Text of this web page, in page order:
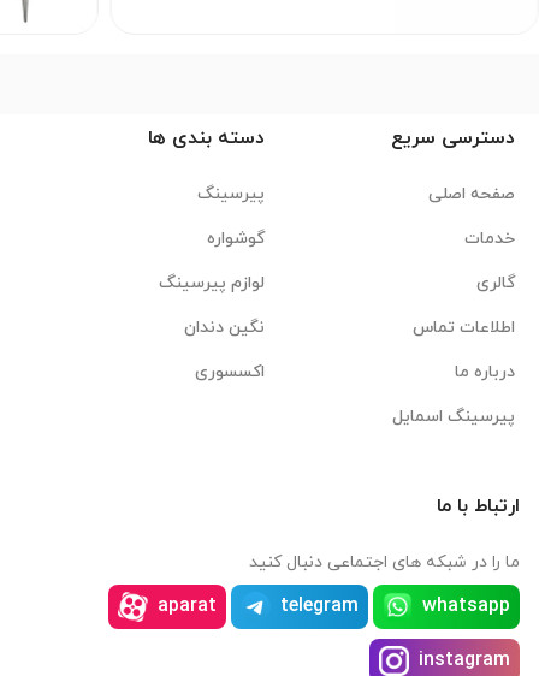
دسترسی سریع
صفحه اصلی
خدمات
گالری
اطلاعات تماس
درباره ما
پیرسینگ اسمایل
دسته بندی ها
پیرسینگ
گوشواره
لوازم پیرسینگ
نگین دندان
اکسسوری
ارتباط با ما
ما را در شبکه های اجتماعی دنبال کنید
whatsapp
telegram
aparat
instagram